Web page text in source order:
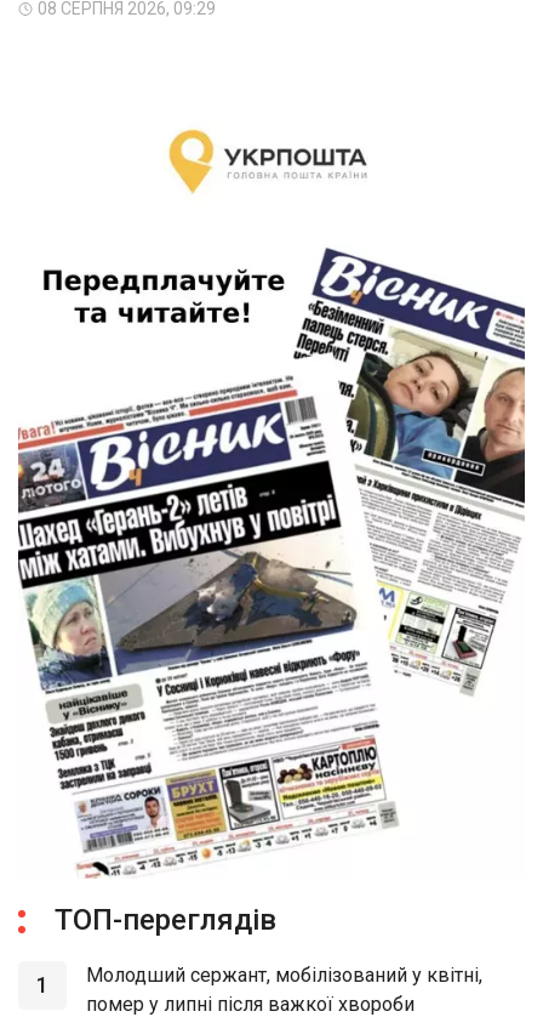
08 СЕРПНЯ 2026, 09:29
ТОП-переглядів
1
Молодший сержант, мобілізований у квітні,
помер у липні після важкої хвороби